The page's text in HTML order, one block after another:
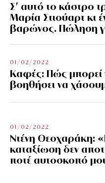
Σ’ αυτό το κάστρο
Μαρία Στιούαρτ κι
βαρώνος. Πώληση
01/02/2022
Kαφές: Πώς μπορεί
βοηθήσει να
01/02/2022
Ντένη Θεοχαράκη:
καταξίωση δεν
ποτέ αυτοσκοπό